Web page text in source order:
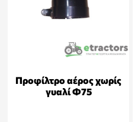
Προφίλτρο αέρος χωρίς
γυαλί Φ75